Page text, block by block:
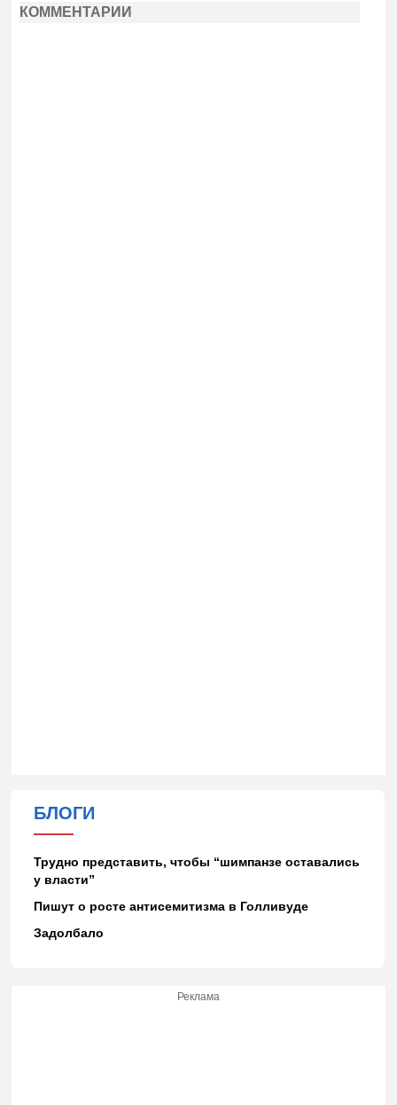
КОММЕНТАРИИ
БЛОГИ
Трудно представить, чтобы “шимпанзе оставались
у власти”
Пишут о росте антисемитизма в Голливуде
Задолбало
Реклама